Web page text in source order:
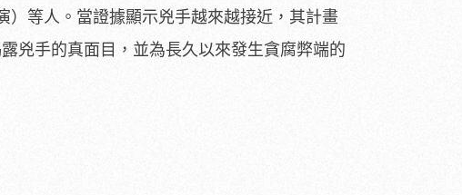
等人。當證據顯示兇手越來越接近，其計畫
兇手的真面目， 並為長久以來發生貪腐弊端的